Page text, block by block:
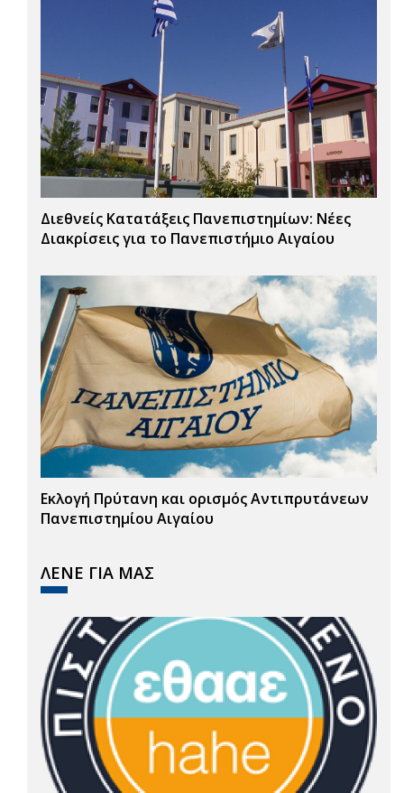
Διεθνείς Κατατάξεις Πανεπιστημίων: Νέες
Διακρίσεις για το Πανεπιστήμιο Αιγαίου
Εκλογή Πρύτανη και ορισμός Αντιπρυτάνεων
Πανεπιστημίου Αιγαίου
ΛΕΝΕ ΓΙΑ ΜΑΣ